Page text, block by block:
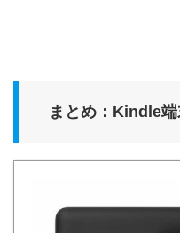
まとめ：Kindle端